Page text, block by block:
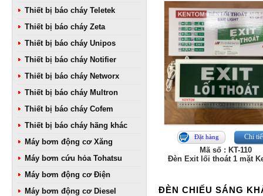
Thiết bị báo cháy Teletek
Thiết bị báo cháy Zeta
Thiết bị báo cháy Unipos
Thiết bị báo cháy Notifier
Thiết bị báo cháy Networx
Thiết bị báo cháy Multron
Thiết bị báo cháy Cofem
Thiết bị báo cháy hãng khác
Máy bơm động cơ Xăng
Máy bơm cứu hỏa Tohatsu
Máy bơm động cơ Điện
Máy bơm động cơ Diesel
Đặt hàng Chi
Mã số : KT-110
Đèn Exit lối thoát 1 mặt
ĐÈN CHIẾU SÁNG